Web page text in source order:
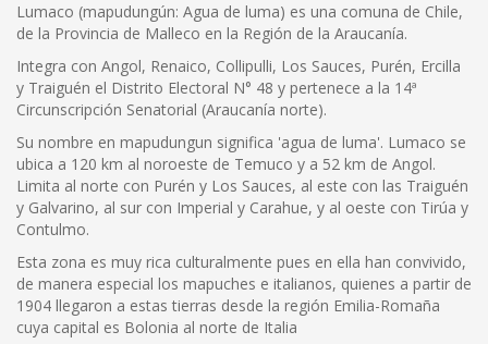
Lumaco (mapudungún: Agua de luma) es una comuna de Chile,
de la Provincia de Malleco en la Región de la Araucanía.
Integra con Angol, Renaico, Collipulli, Los Sauces, Purén, Ercilla
y Traiguén el Distrito Electoral N° 48 y pertenece a la 14ª
Circunscripción Senatorial (Araucanía norte).
Su nombre en mapudungun significa 'agua de luma'. Lumaco se
ubica a 120 km al noroeste de Temuco y a 52 km de Angol.
Limita al norte con Purén y Los Sauces, al este con las Traiguén
y Galvarino, al sur con Imperial y Carahue, y al oeste con Tirúa y
Contulmo.
Esta zona es muy rica culturalmente pues en ella han convivido,
de manera especial los mapuches e italianos, quienes a partir de
1904 llegaron a estas tierras desde la región Emilia-Romaña
cuya capital es Bolonia al norte de Italia